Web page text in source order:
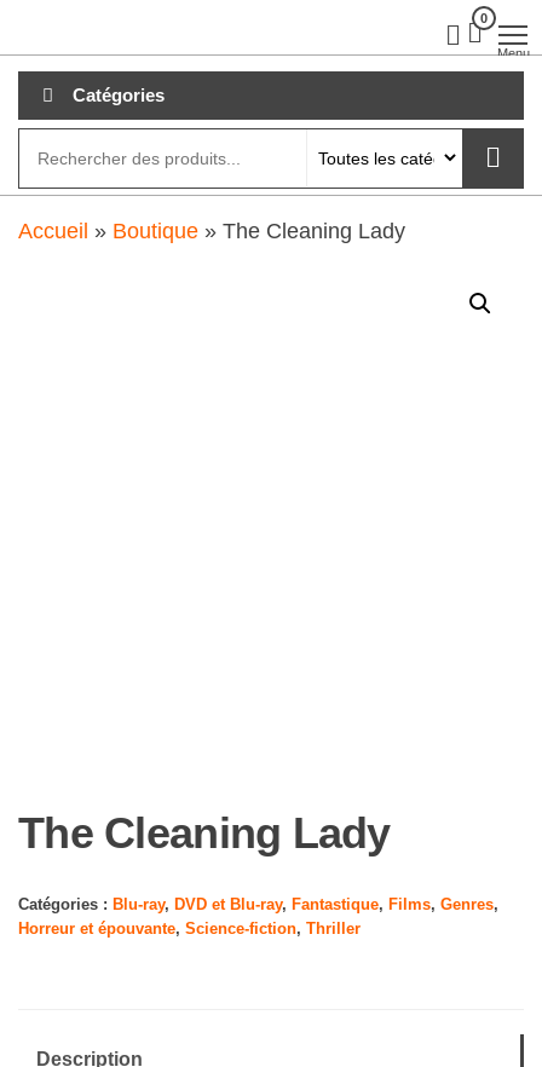
au
contenu
0
Menu
Catégories
Accueil » Boutique » The Cleaning Lady
The Cleaning Lady
Catégories : Blu-ray, DVD et Blu-ray, Fantastique, Films, Genres,
Horreur et épouvante, Science-fiction, Thriller
Description